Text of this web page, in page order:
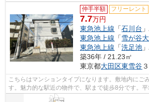
仲手半額 フリーレント
7.7万円
東急池上線 「石川台
東急池上線 「雪が谷
東急池上線 「洗足池
築36年 / 21.23㎡
東京都大田区東雪谷
こちらはマンションタイプになります。敷地内にご
す。魅力的な駅近の物件で、駅まで徒歩8分です。
ら毎日の移動も快適です。こちらの物件で...